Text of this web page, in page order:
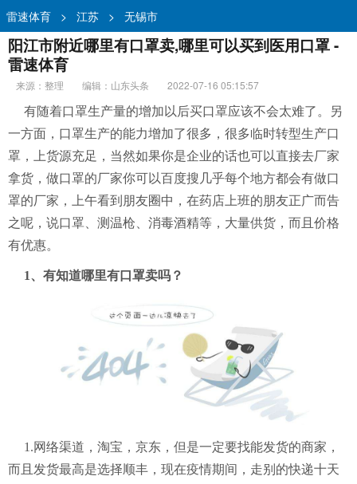
雷速体育 > 江苏 > 无锡市
阳江市附近哪里有口罩卖,哪里可以买到医用口罩 -
雷速体育
来源：整理 编辑：山东头条
2022-07-16 05:15:57
有随着口罩生产量的增加以后买口罩应该不会太难了。另
一方面，口罩生产的能力增加了很多，很多临时转型生产口
罩，上货源充足，当然如果你是企业的话也可以直接去厂家
拿货，做口罩的厂家你可以百度搜几乎每个地方都会有做口
罩的厂家，上午看到朋友圈中，在药店上班的朋友正广而告
之呢，说口罩、测温枪、消毒酒精等，大量供货，而且价格
有优惠。
1、有知道哪里有口罩卖吗？
1.网络渠道，淘宝，京东，但是一定要找能发货的商家，
而且发货最高是选择顺丰，现在疫情期间，走别的快递十天